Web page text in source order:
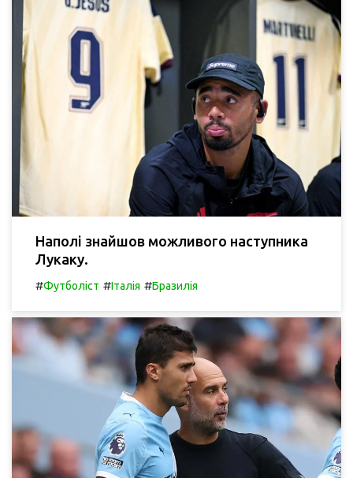
Наполі знайшов можливого наступника
Лукаку.
#Футболіст #Італія #Бразилія